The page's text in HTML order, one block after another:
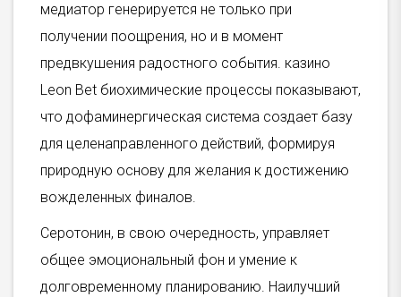
медиатор генерируется не только при
получении поощрения, но и в момент
предвкушения радостного события. казино
Leon Bet биохимические процессы показывают,
что дофаминергическая система создает базу
для целенаправленного действий, формируя
природную основу для желания к достижению
вожделенных финалов.
Серотонин, в свою очередность, управляет
общее эмоциональный фон и умение к
долговременному планированию. Наилучший